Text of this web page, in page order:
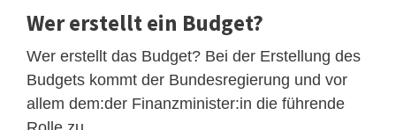
Wer erstellt ein Budget?
Wer erstellt das Budget? Bei der Erstellung des
Budgets kommt der Bundesregierung und vor
allem dem:der Finanzminister:in die führende